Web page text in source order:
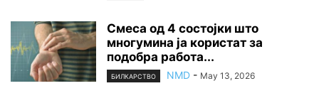
Смеса од 4 состојки што
многумина ја користат за
подобра работа...
БИЛКАРСТВО NMD - May 13, 2026